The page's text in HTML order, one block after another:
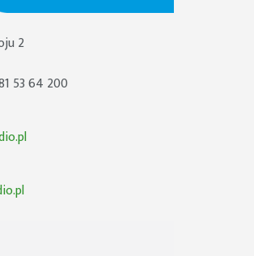
2
53 64 200